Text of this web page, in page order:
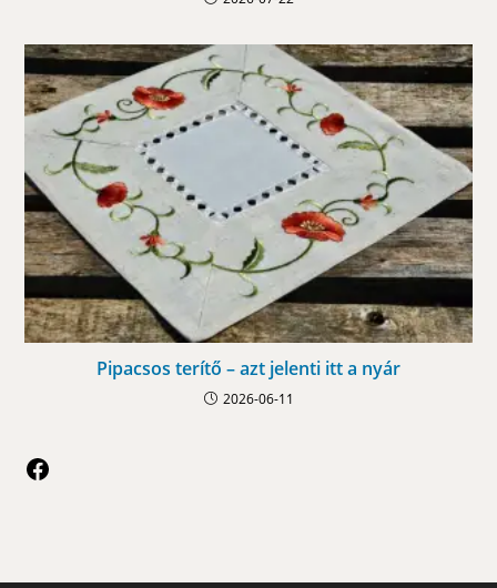
Pipacsos terítő – azt jelenti itt a nyár
2026-06-11
Facebook